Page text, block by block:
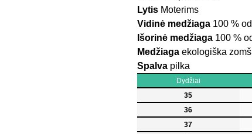
LytisMoterims
Vidinė medžiaga100 %
Išorinė medžiaga100 %
Medžiagaekologiška
Spalvapilka
Dydžiai
35
36
37